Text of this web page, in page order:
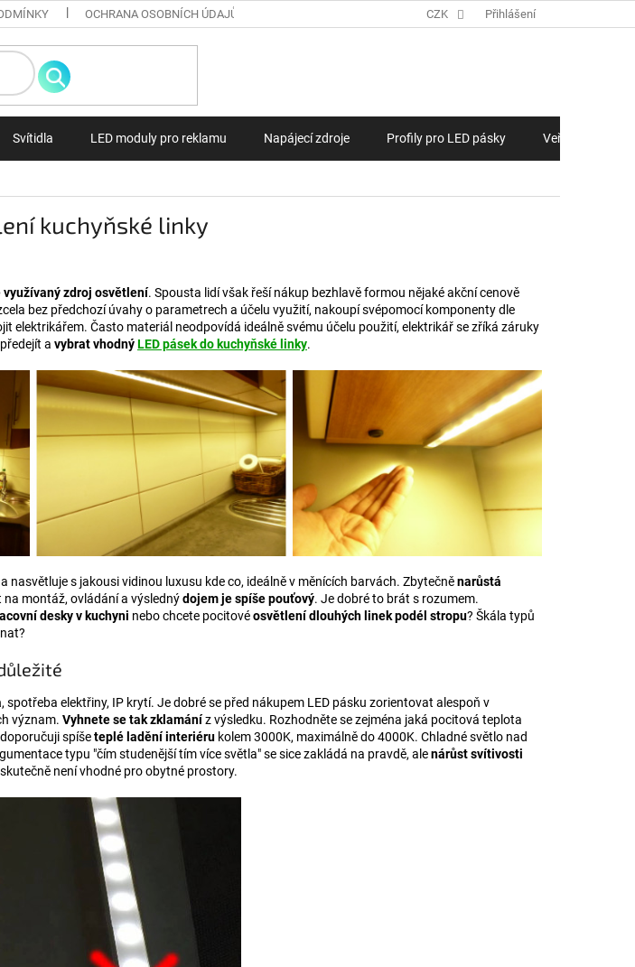
OCHRANA OSOBNÍCH ÚDAJŮ ZAKÁZKOVÁ VÝROBA LED PÁSKŮ, LED MODULŮ NA MÍRU
CZK Přihlášení
Svítidla LED moduly pro reklamu Napájecí zdroje Profily pro LED pásky Veřejné
kuchyňské linky
využívaný zdroj osvětlení. Spousta lidí však řeší nákup bezhlavě formou nějaké akční cenově
bez předchozí úvahy o parametrech a účelu využití, nakoupí svépomocí komponenty dle
elektrikářem. Často materiál neodpovídá ideálně svému účelu použití, elektrikář se zříká záruky
a vybrat vhodnýLED pásek do kuchyňské linky.
nasvětluje s jakousi vidinou luxusu kde co, ideálně v měnících barvách. Zbytečněnarůstá
na montáž, ovládání a výslednýdojem je spíše pouťový. Je dobré to brát s rozumem.
desky v kuchyni nebo chcete pocitovéosvětlení dlouhých linek podél stropu? Škála typů
, spotřeba elektřiny, IP krytí. Je dobré se před nákupem LED pásku zorientovat alespoň v
význam. Vyhnete se tak zklamáníz výsledku. Rozhodněte se zejména jaká pocitová teplota
spíšeteplé ladění interiéru kolem 3000K, maximálně do 4000K. Chladné světlo nad
typu "čím studenější tím více světla" se sice zakládá na pravdě, alenárůst svítivosti
není vhodné pro obytné prostory.